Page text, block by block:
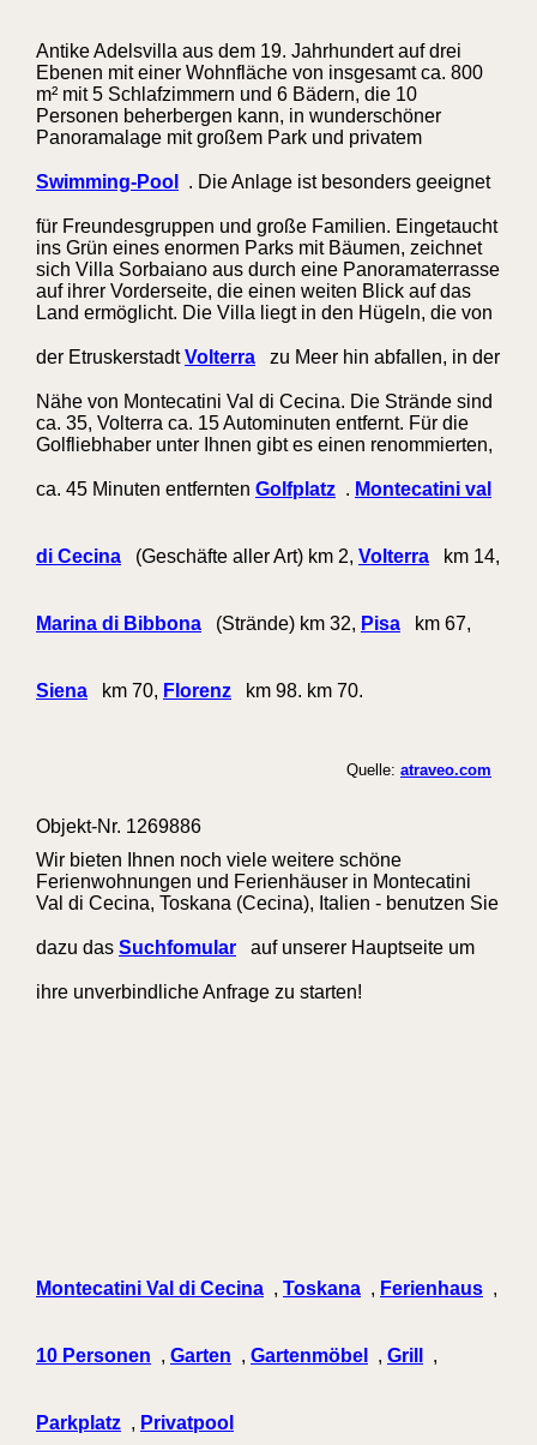
Antike Adelsvilla aus dem 19. Jahrhundert auf drei
Ebenen mit einer Wohnfläche von insgesamt ca. 800
m² mit 5 Schlafzimmern und 6 Bädern, die 10
Personen beherbergen kann, in wunderschöner
Panoramalage mit großem Park und privatem
Swimming-Pool . Die Anlage ist besonders geeignet
für Freundesgruppen und große Familien. Eingetaucht
ins Grün eines enormen Parks mit Bäumen, zeichnet
sich Villa Sorbaiano aus durch eine Panoramaterrasse
auf ihrer Vorderseite, die einen weiten Blick auf das
Land ermöglicht. Die Villa liegt in den Hügeln, die von
der EtruskerstadtVolterra zu Meer hin abfallen, in der
Nähe von Montecatini Val di Cecina. Die Strände sind
ca. 35, Volterra ca. 15 Autominuten entfernt. Für die
Golfliebhaber unter Ihnen gibt es einen renommierten,
ca. 45 Minuten entfernten Golfplatz . Montecatini val
di Cecina (Geschäfte aller Art) km 2, Volterra km 14,
Marina di Bibbona (Strände) km 32, Pisa km 67,
Siena km 70, Florenz km 98. km 70.
Quelle: atraveo.com
Objekt-Nr. 1269886
Wir bieten Ihnen noch viele weitere schöne
Ferienwohnungen und Ferienhäuser in Montecatini
Val di Cecina, Toskana (Cecina), Italien - benutzen Sie
dazu das Suchfomular auf unserer Hauptseite um
ihre unverbindliche Anfrage zu starten!
Montecatini Val di Cecina , Toskana , Ferienhaus ,
10 Personen , Garten , Gartenmöbel , Grill ,
Parkplatz , Privatpool